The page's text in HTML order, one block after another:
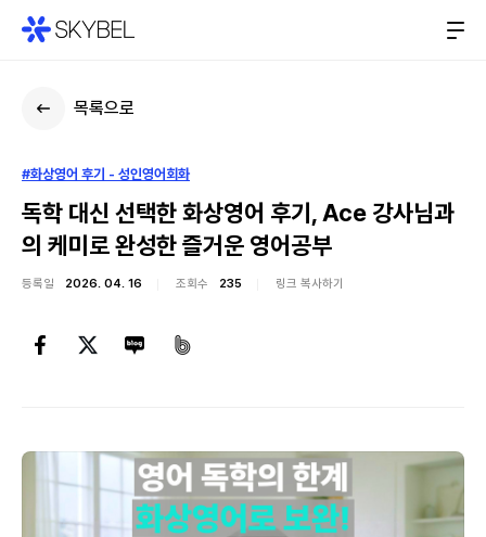
목록으로
#화상영어 후기 - 성인영어회화
독학 대신 선택한 화상영어 후기, Ace 강사님과
의 케미로 완성한 즐거운 영어공부
등록일 2026. 04. 16 조회수 235 링크 복사하기